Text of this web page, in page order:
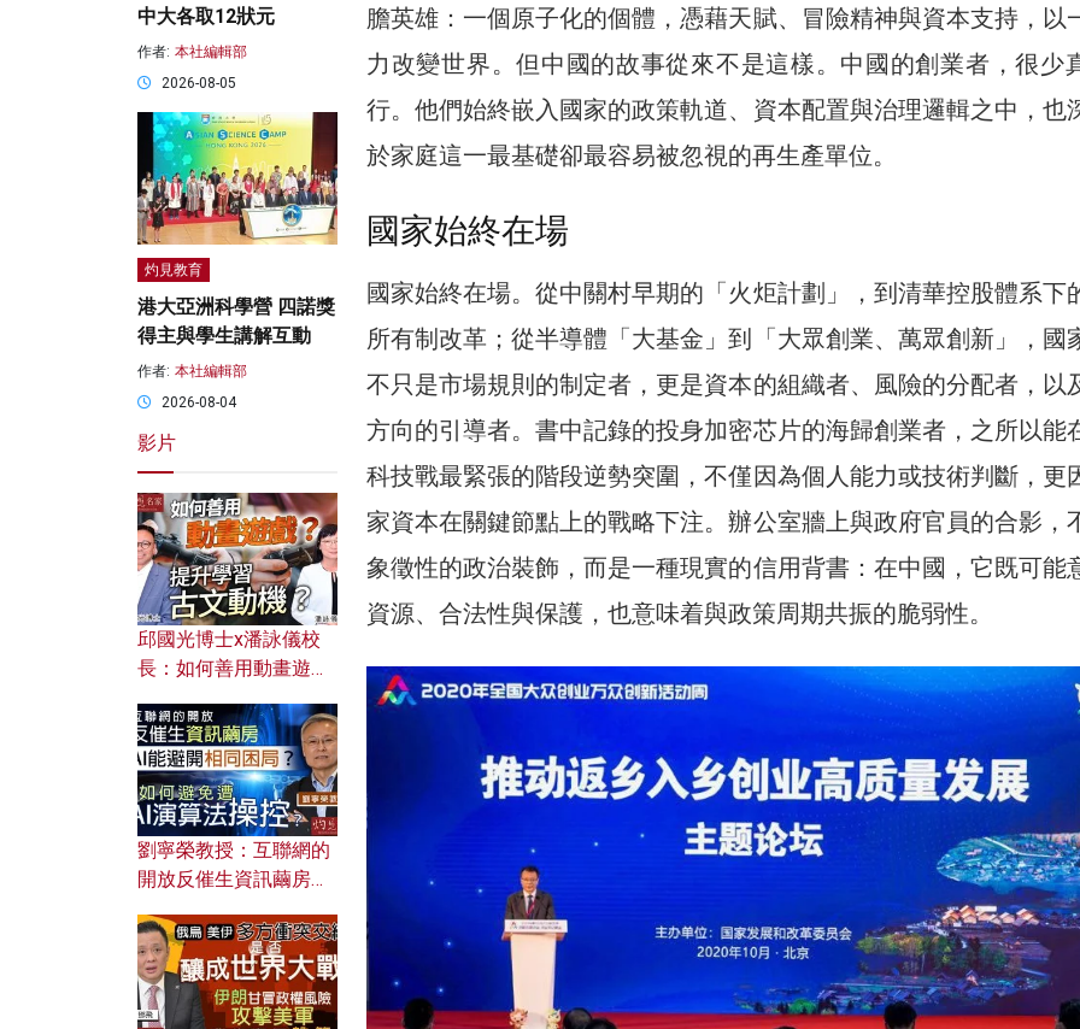
膽英雄：一個原子化的個體，憑藉天賦、冒險精神與資本支持，以
力改變世界。但中國的故事從來不是這樣。中國的創業者，很少
行。他們始終嵌入國家的政策軌道、資本配置與治理邏輯之中，也
於家庭這一最基礎卻最容易被忽視的再生產單位。
國家始終在場
國家始終在場。從中關村早期的「火炬計劃」，到清華控股體系下
所有制改革；從半導體「大基金」到「大眾創業、萬眾創新」，國
不只是市場規則的制定者，更是資本的組織者、風險的分配者，以
方向的引導者。書中記錄的投身加密芯片的海歸創業者，之所以能
科技戰最緊張的階段逆勢突圍，不僅因為個人能力或技術判斷，更
家資本在關鍵節點上的戰略下注。辦公室牆上與政府官員的合影，
象徵性的政治裝飾，而是一種現實的信用背書：在中國，它既可能
資源、合法性與保護，也意味着與政策周期共振的脆弱性。
中大各取12狀元
作者: 本社編輯部
2026-08-05
灼見教育
港大亞洲科學營 四諾獎
得主與學生講解互動
作者: 本社編輯部
2026-08-04
影片
邱國光博士x潘詠儀校
長：如何善用動畫遊戲
劉寧榮教授：互聯網的
開放反催生資訊繭房，
何避免遭AI演算法操
控？